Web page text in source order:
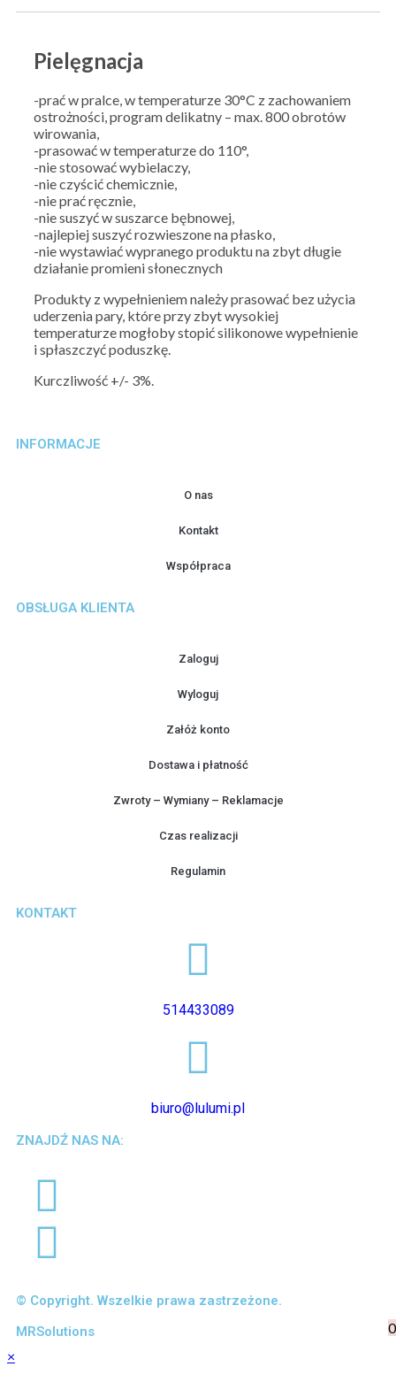
Pielęgnacja
-prać w pralce, w temperaturze 30°C z zachowaniem
ostrożności, program delikatny – max. 800 obrotów
wirowania,
-prasować w temperaturze do 110°,
-nie stosować wybielaczy,
-nie czyścić chemicznie,
-nie prać ręcznie,
-nie suszyć w suszarce bębnowej,
-najlepiej suszyć rozwieszone na płasko,
-nie wystawiać wypranego produktu na zbyt długie
działanie promieni słonecznych
Produkty z wypełnieniem należy prasować bez użycia
uderzenia pary, które przy zbyt wysokiej
temperaturze mogłoby stopić silikonowe wypełnienie
i spłaszczyć poduszkę.
Kurczliwość +/- 3%.
INFORMACJE
O nas
Kontakt
Współpraca
OBSŁUGA KLIENTA
Zaloguj
Wyloguj
Załóż konto
Dostawa i płatność
Zwroty – Wymiany – Reklamacje
Czas realizacji
Regulamin
KONTAKT
514433089
biuro@lulumi.pl
ZNAJDŹ NAS NA:
© Copyright. Wszelkie prawa zastrzeżone.
MRSolutions
0
×